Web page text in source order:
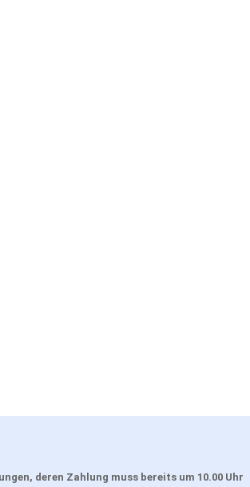
deren Zahlung muss bereits um 10.00 Uhr